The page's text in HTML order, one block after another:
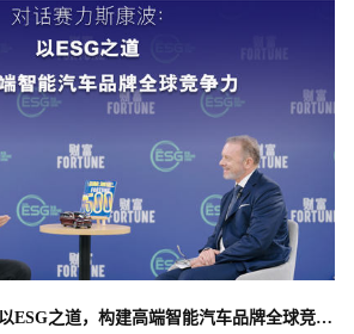
对话赛力斯康波：以ESG之道，构建高端智能汽车品牌全球竞争力